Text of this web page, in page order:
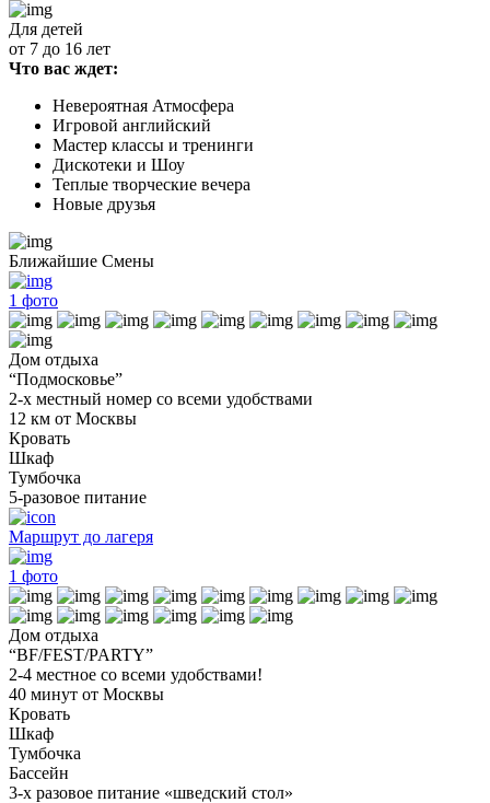
Для детей
от 7 до 16 лет
Что вас ждет:
Невероятная Атмосфера
Игровой английский
Мастер классы и тренинги
Дискотеки и Шоу
Теплые творческие вечера
Новые друзья
Ближайшие Смены
1 фото
Дом отдыха
“Подмосковье”
2-х местный номер со всеми удобствами
12 км от Москвы
Кровать
Шкаф
Тумбочка
5-разовое питание
Маршрут до лагеря
1 фото
Дом отдыха
“BF/FEST/PARTY”
2-4 местное со всеми удобствами!
40 минут от Москвы
Кровать
Шкаф
Тумбочка
Бассейн
3-х разовое питание «шведский стол»